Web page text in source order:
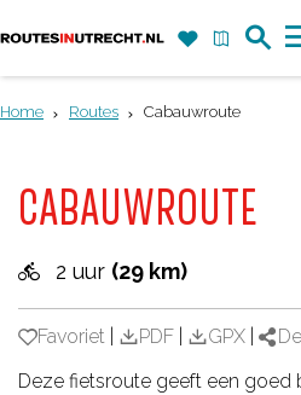
F
a
v
e
a
a
o
Home Routes Cabauwroute
CABAUWROUTE
2 uur (29 km)
Favoriet
Favoriet PDF GPX
Deze fietsroute geeft een goed